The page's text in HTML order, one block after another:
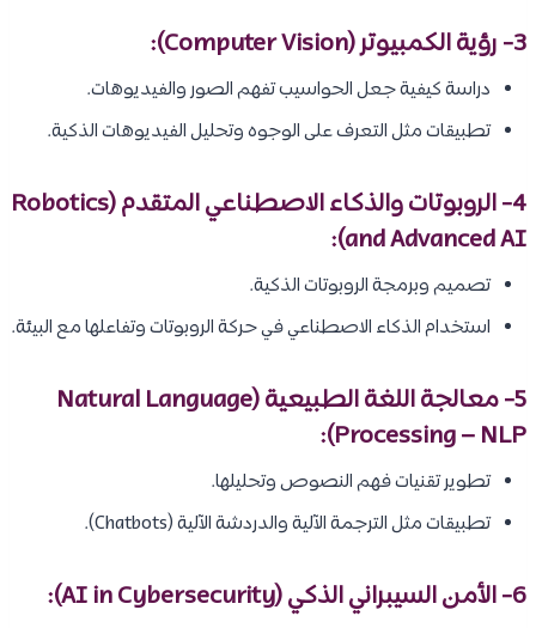
3- رؤية الكمبيوتر (Computer Vision):
دراسة كيفية جعل الحواسيب تفهم الصور والفيديوهات.
تطبيقات مثل التعرف على الوجوه وتحليل الفيديوهات الذكية.
4- الروبوتات والذكاء الاصطناعي المتقدم (Robotics
and Advanced AI):
تصميم وبرمجة الروبوتات الذكية.
استخدام الذكاء الاصطناعي في حركة الروبوتات وتفاعلها مع البيئة.
5-
معالجة اللغة الطبيعية (Natural Language
Processing – NLP)
:
تطوير تقنيات فهم النصوص وتحليلها.
تطبيقات مثل الترجمة الآلية والدردشة الآلية (Chatbots).
6- الأمن السيبراني الذكي (AI in Cybersecurity):